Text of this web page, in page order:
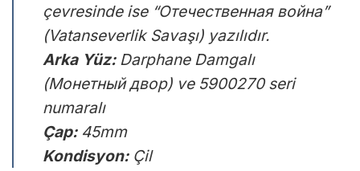
çevresinde ise “Отечественная война”
(Vatanseverlik Savaşı) yazılıdır.
Arka Yüz:Darphane Damgalı
(Монетный двор) ve 5900270 seri
numaralı
Çap:45mm
Kondisyon:Çil